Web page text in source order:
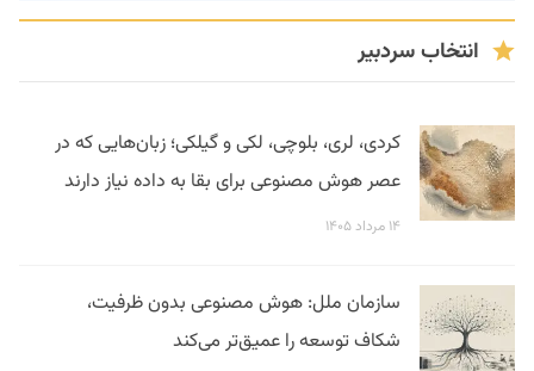
انتخاب سردبیر
کردی، لری، بلوچی، لکی و گیلکی؛ زبان‌هایی که در
عصر هوش مصنوعی برای بقا به داده نیاز دارند
۱۴ مرداد ۱۴۰۵
سازمان ملل: هوش مصنوعی بدون ظرفیت،
شکاف توسعه را عمیق‌تر می‌کند